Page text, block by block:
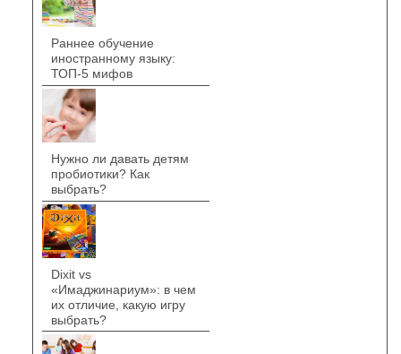
Раннее обучение
иностранному языку:
ТОП-5 мифов
Нужно ли давать детям
пробиотики? Как
выбрать?
Dixit vs
«Имаджинариум»: в чем
их отличие, какую игру
выбрать?